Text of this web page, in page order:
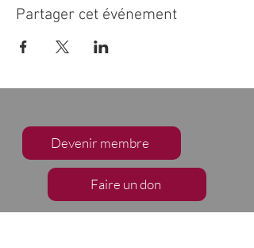
Partager cet événement
Devenir membre
Faire un don
S'abonner à notre infolettre